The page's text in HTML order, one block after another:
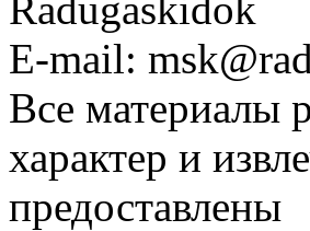
E-mail:
Все материалы
характер и
предоставлены